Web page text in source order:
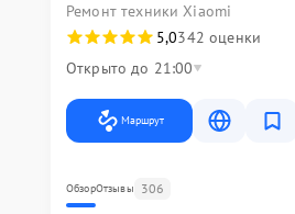
Ремонт техники Xiaomi
5,0342 оценки
Открыто до 21:00
Маршрут
ОбзорОтзывы 306